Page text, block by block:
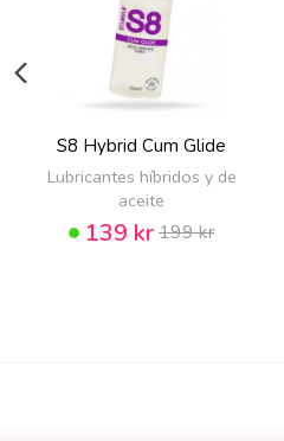
S8 Hybrid Cum Glide
Lubricantes híbridos y de
aceite
139 kr199 kr